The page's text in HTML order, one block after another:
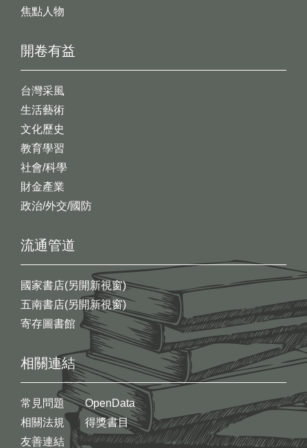
開卷有益
台灣采風
生活藝術
文化歷史
教育學習
社會/科學
財金產業
政治/外交/國防
焦點人物
流通管道
國家書店(另開新視窗)
五南書店(另開新視窗)
寄存圖書館
相關連結
常見問題
相關法規
友善連結
OpenData
得獎書目